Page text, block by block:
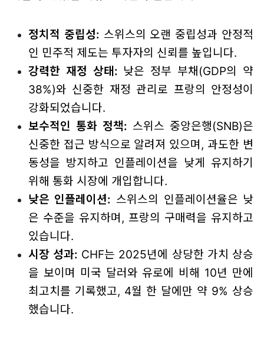
정치적 중립성: 스위스의 오랜 중립성과 안정적
인 민주적 제도는 투자자의 신뢰를 높입니다.
강력한 재정 상태: 낮은 정부 부채(GDP의 약
38%)와 신중한 재정 관리로 프랑의 안정성이
강화되었습니다.
보수적인 통화 정책: 스위스 중앙은행(SNB)은
신중한 접근 방식으로 알려져 있으며, 과도한 변
동성을 방지하고 인플레이션을 낮게 유지하기
위해 통화 시장에 개입합니다.
낮은 인플레이션: 스위스의 인플레이션율은 낮
은 수준을 유지하며, 프랑의 구매력을 유지하고
있습니다.
시장 성과: CHF는 2025년에 상당한 가치 상승
을 보이며 미국 달러와 유로에 비해 10년 만에
최고치를 기록했고, 4월 한 달에만 약 9% 상승
했습니다.